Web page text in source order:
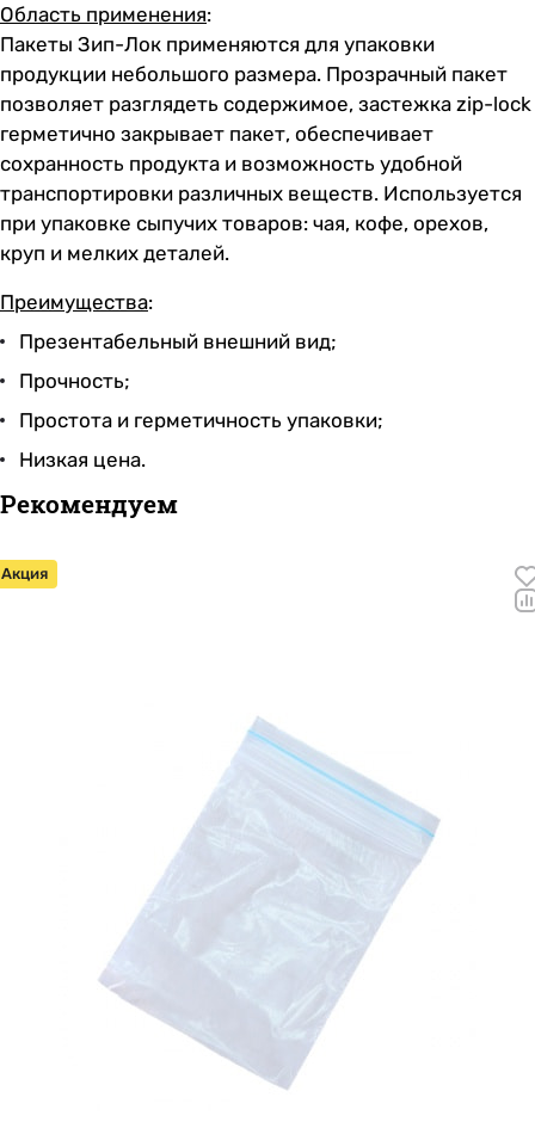
Область применения:
Пакеты Зип-Лок применяются для упаковки
продукции небольшого размера. Прозрачный пакет
позволяет разглядеть содержимое, застежка zip-lock
герметично закрывает пакет, обеспечивает
сохранность продукта и возможность удобной
транспортировки различных веществ. Используется
при упаковке сыпучих товаров: чая, кофе, орехов,
круп и мелких деталей.
Преимущества:
Презентабельный внешний вид;
Прочность;
Простота и герметичность упаковки;
Низкая цена.
Рекомендуем
Акция